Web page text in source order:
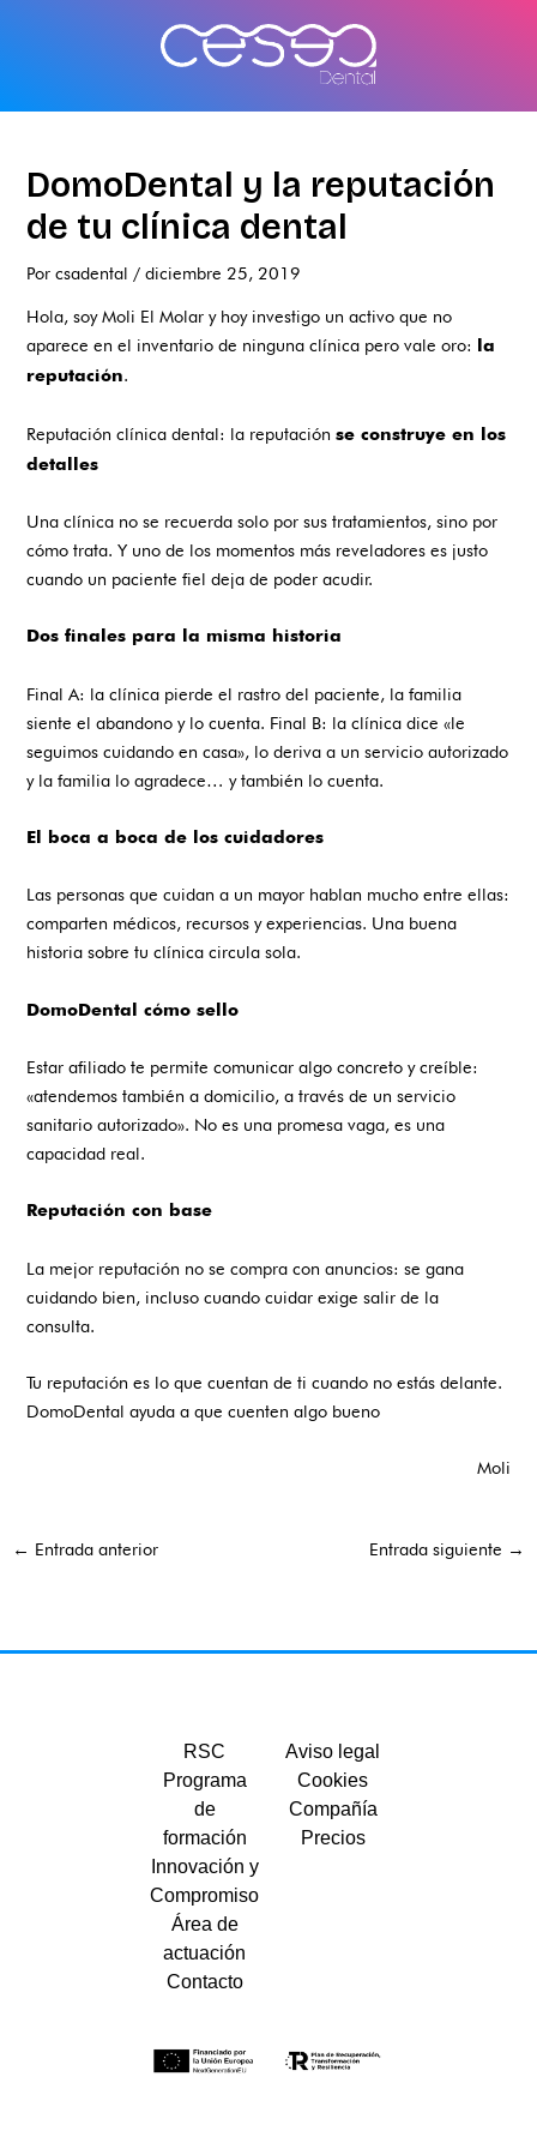
DomoDental y la reputación
de tu clínica dental
Porcsadental /diciembre 25, 2019
Hola, soy Moli El Molar y hoy investigo un activo que no
aparece en el inventario de ninguna clínica pero vale oro:
la
reputación.
Reputación clínica dental: la reputaciónse construye en los
detalles
Una clínica no se recuerda solo por sus tratamientos, sino por
cómo trata. Y uno de los momentos más reveladores es justo
cuando un paciente fiel deja de poder acudir.
Dos finales para la misma historia
Final A: la clínica pierde el rastro del paciente, la familia
siente el abandono y lo cuenta. Final B: la clínica dice «le
seguimos cuidando en casa», lo deriva a un servicio autorizado
y la familia lo agradece… y también lo cuenta.
El boca a boca de los cuidadores
Las personas que cuidan a un mayor hablan mucho entre ellas:
comparten médicos, recursos y experiencias. Una buena
historia sobre tu clínica circula sola.
DomoDental cómo sello
Estar afiliado te permite comunicar algo concreto y creíble:
«atendemos también a domicilio, a través de un servicio
sanitario autorizado». No es una promesa vaga, es una
capacidad real.
Reputación con base
La mejor reputación no se compra con anuncios: se gana
cuidando bien, incluso cuando cuidar exige salir de la
consulta.
Tu reputación es lo que cuentan de ti cuando no estás delante.
DomoDental ayuda a que cuenten algo bueno
Moli
← Entrada anterior Entrada siguiente →
RSC
Programa
de
formación
Innovación y
Compromiso
Área de
actuación
Contacto
Aviso legal
Cookies
Compañía
Precios